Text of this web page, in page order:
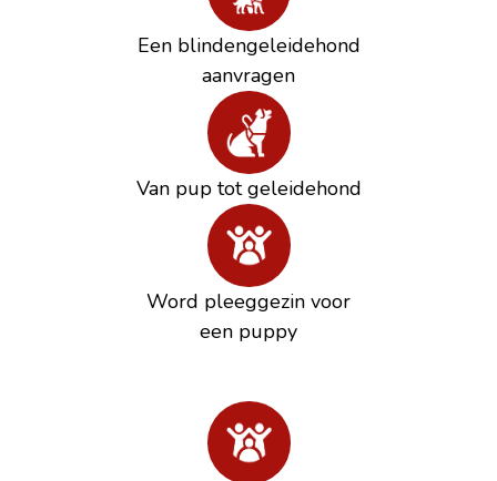
Een blindengeleidehond
aanvragen
Van pup tot geleidehond
Word pleeggezin voor
een puppy